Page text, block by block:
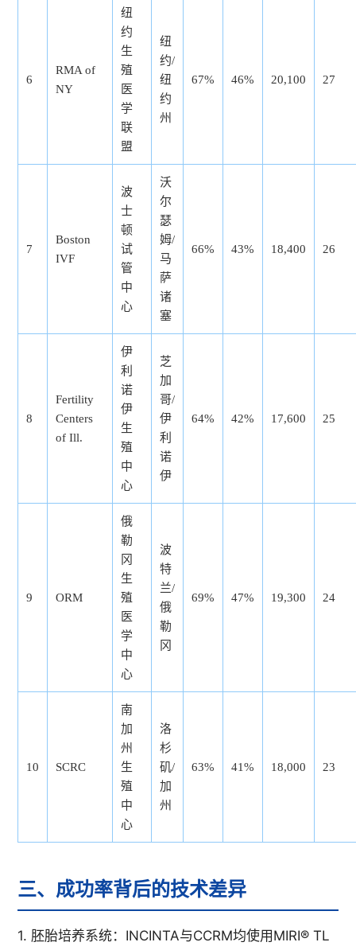
6
RMA of
NY
纽
约
生
殖
医
学
联
盟
纽
约/
纽
约
州
67% 46% 20,100 27
7
Boston
IVF
波
士
顿
试
管
中
心
沃
尔
瑟
姆/
马
萨
诸
塞
66% 43% 18,400 26
8
Fertility
Centers
of Ill.
伊
利
诺
伊
生
殖
中
心
芝
加
哥/
伊
利
诺
伊
64% 42% 17,600 25
9 ORM
俄
勒
冈
生
殖
医
学
中
心
波
特
兰/
俄
勒
冈
69% 47% 19,300 24
10 SCRC
南
加
州
生
殖
中
心
洛
杉
矶/
加
州
63% 41% 18,000 23
三、成功率背后的技术差异
1. 胚胎培养系统：INCINTA与CCRM均使用MIRI® TL